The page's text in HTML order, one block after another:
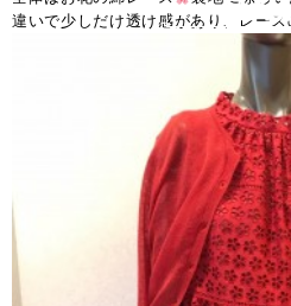
違いで少しだけ透け感があり、レー